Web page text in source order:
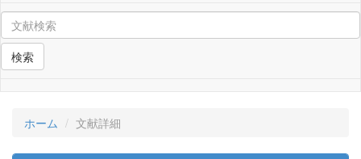
検索
ホーム 文献詳細